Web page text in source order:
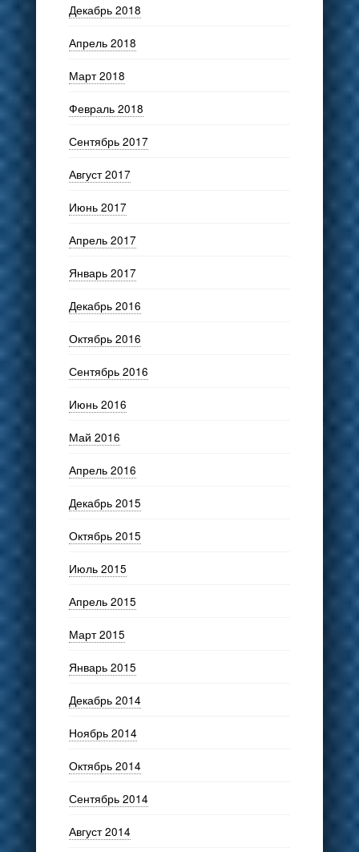
Декабрь 2018
Апрель 2018
Март 2018
Февраль 2018
Сентябрь 2017
Август 2017
Июнь 2017
Апрель 2017
Январь 2017
Декабрь 2016
Октябрь 2016
Сентябрь 2016
Июнь 2016
Май 2016
Апрель 2016
Декабрь 2015
Октябрь 2015
Июль 2015
Апрель 2015
Март 2015
Январь 2015
Декабрь 2014
Ноябрь 2014
Октябрь 2014
Сентябрь 2014
Август 2014